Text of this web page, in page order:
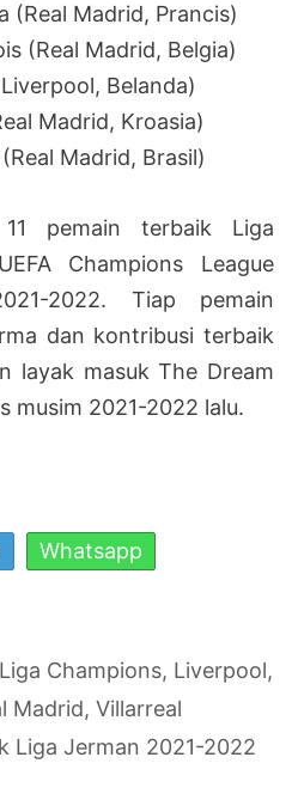
(Real Madrid, Prancis)
(Real Madrid, Belgia)
Belanda)
Madrid, Kroasia)
Madrid, Brasil)
pemain terbaik Liga
Champions League
2022. Tiap pemain
dan kontribusi terbaik
layak masuk The Dream
musim 2021-2022 lalu.
Whatsapp
Liga Champions, Liverpool,
Madrid, Villarreal
Liga Jerman 2021-2022